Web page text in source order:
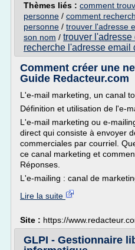
Thèmes liés : comment
personne / comment
personne / trouver l'adresse
son nom / trouver
recherche l'adresse email
Comment créer une
Guide Redacteur.com
L'e-mail marketing, un canal
Définition et utilisation de l'e-
L'e-mail marketing ou e-
direct qui consiste à envoyer
commerciales par courriel.
ce canal marketing et
Réponses.
L'e-mailing : canal de
Lire la suite
Site : https://
GLPI - Gestionnaire